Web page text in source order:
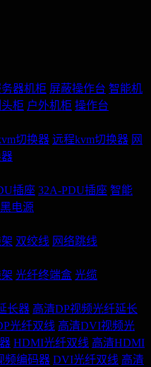
器机柜 屏蔽操作台 智能机
柜 户外机柜 操作台
切换器 远程kvm切换器 网
插座 32A-PDU插座 智能
电源
双绞线 网络跳线
光纤终端盒 光缆
长器 高清DP视频光纤延长
光纤双线 高清DVI视频光
HDMI光纤双线 高清HDMI
频编码器 DVI光纤双线 高清